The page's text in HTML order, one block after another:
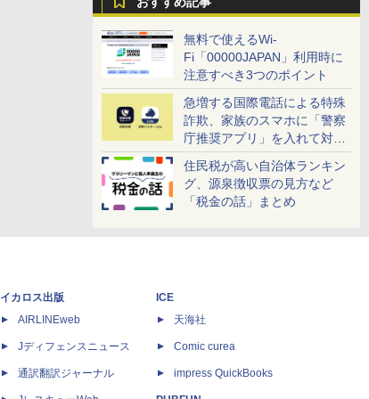
無料で使えるWi-
Fi「00000JAPAN」利用時に
注意すべき3つのポイント
急増する国際電話による特殊
詐欺、家族のスマホに「警察
庁推奨アプリ」を入れて対策
しよう！
住民税が高い自治体ランキン
グ、源泉徴収票の見方など
「税金の話」まとめ
イカロス出版
AIRLINEweb
Jディフェンスニュース
通訳翻訳ジャーナル
ICE
天海社
Comic curea
impress QuickBooks